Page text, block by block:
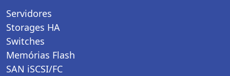
Servidores
Storages HA
Switches
Memórias Flash
SAN iSCSI/FC